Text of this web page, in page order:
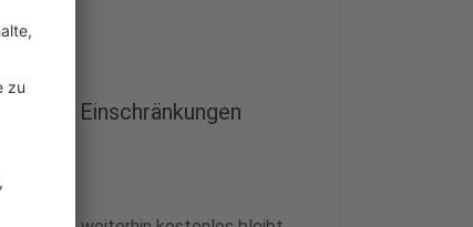
mit Einschränkungen